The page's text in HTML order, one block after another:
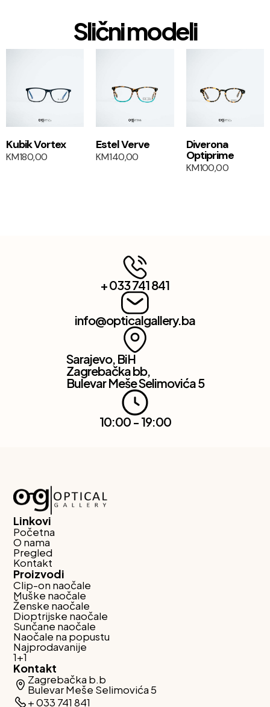
Slični modeli
1+1
Kubik Vortex
KM180,00
Estel Verve
KM140,00
1+1
Diverona
Optiprime
KM100,00
+ 033 741 841
info@opticalgallery.ba
Sarajevo, BiH
Zagrebačka bb,
Bulevar Meše Selimovića 5
10:00 - 19:00
Linkovi
Početna
O nama
Pregled
Kontakt
Proizvodi
Clip-on naočale
Muške naočale
Ženske naočale
Dioptrijske naočale
Sunčane naočale
Naočale na popustu
Najprodavanije
1+1
Kontakt
Zagrebačka b.b
Bulevar Meše Selimovića 5
+ 033 741 841